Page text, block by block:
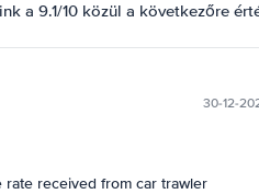
a 9.1/10 közül a következőre
30-12-
rate received from car trawler